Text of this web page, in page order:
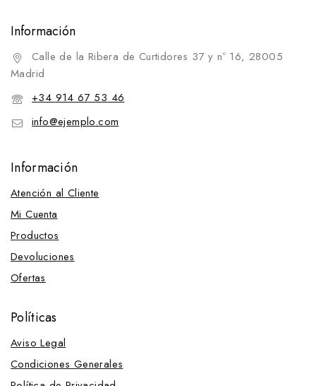
Información
Calle de la Ribera de Curtidores 37 y nº 16, 28005
Madrid
+34 914 67 53 46
info@ejemplo.com
Información
Atención al Cliente
Mi Cuenta
Productos
Devoluciones
Ofertas
Políticas
Aviso Legal
Condiciones Generales